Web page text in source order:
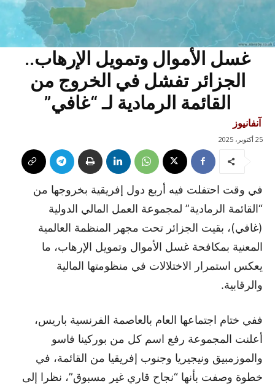
غسل الأموال وتمويل الإرهاب..
الجزائر تفشل في الخروج من
القائمة الرمادية لـ “غافي”
آنفانيوز
25 أكتوبر، 2025
في وقت احتفلت فيه أربع دول إفريقية بخروجها من
“القائمة الرمادية” لمجموعة العمل المالي الدولية
(غافي)، بقيت الجزائر تحت مجهر المنظمة العالمية
المعنية بمكافحة غسل الأموال وتمويل الإرهاب، ما
يعكس استمرار الاختلالات في منظومتها المالية
والرقابية.
ففي ختام اجتماعها العام بالعاصمة الفرنسية باريس،
أعلنت المجموعة رفع اسم كل من بوركينا فاسو
والموزمبيق ونيجيريا وجنوب إفريقيا من القائمة، في
خطوة وصفت بأنها “نجاح قاري غير مسبوق”، نظرا إلى